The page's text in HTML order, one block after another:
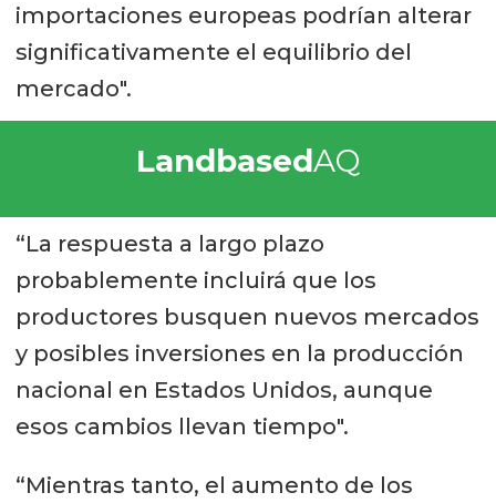
importaciones europeas podrían alterar
significativamente el equilibrio del
mercado".
LandbasedAQ
“La respuesta a largo plazo
probablemente incluirá que los
productores busquen nuevos mercados
y posibles inversiones en la producción
nacional en Estados Unidos, aunque
esos cambios llevan tiempo".
“Mientras tanto, el aumento de los